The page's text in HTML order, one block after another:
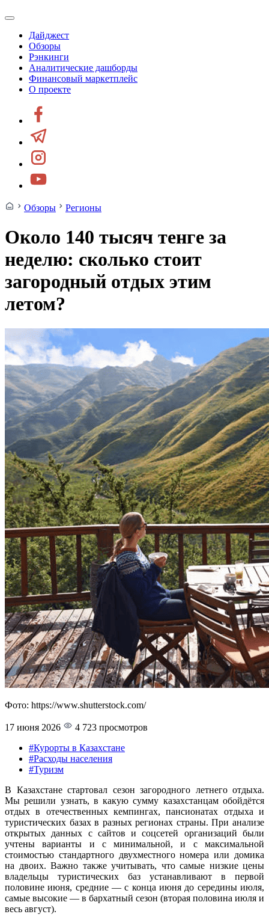
Дайджест
Обзоры
Рэнкинги
Аналитические дашборды
Финансовый маркетплейс
О проекте
Обзоры Регионы
Около 140 тысяч тенге за
неделю: сколько стоит
загородный отдых этим
летом?
Фото: https://www.shutterstock.com/
17 июня 2026
4 723 просмотров
#Курорты в Казахстане
#Расходы населения
#Туризм
В Казахстане стартовал сезон загородного летнего отдыха.
Мы решили узнать, в какую сумму казахстанцам обойдётся
отдых в отечественных кемпингах, пансионатах отдыха и
туристических базах в разных регионах страны. При анализе
открытых данных с сайтов и соцсетей организаций были
учтены варианты и с минимальной, и с максимальной
стоимостью стандартного двухместного номера или домика
на двоих. Важно также учитывать, что самые низкие цены
владельцы туристических баз устанавливают в первой
половине июня, средние — с конца июня до середины июля,
самые высокие — в бархатный сезон (вторая половина июля и
весь август).